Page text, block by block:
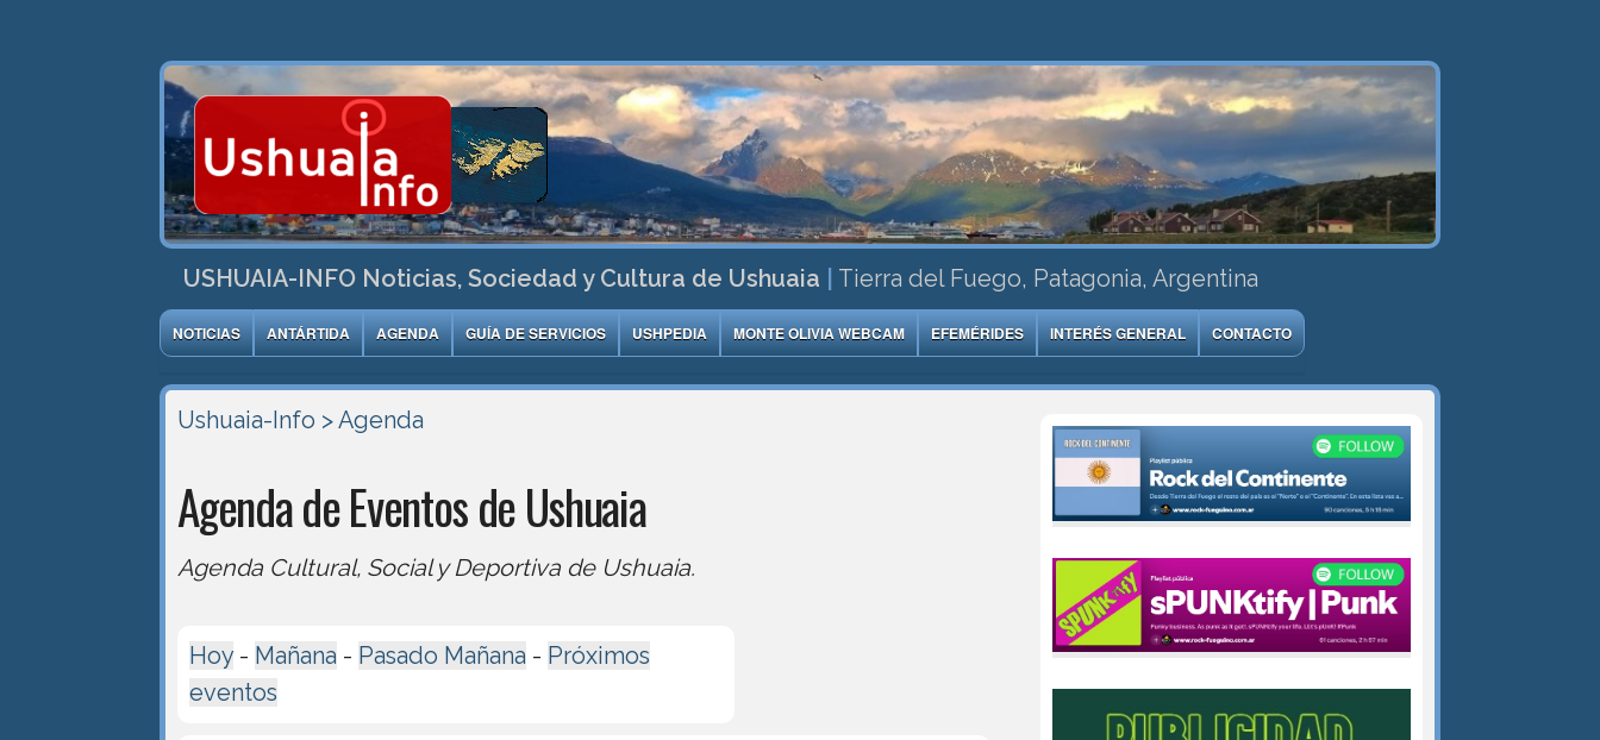
USHUAIA-INFO Noticias, Sociedad y Cultura de Ushuaia Tierra del Fuego, Patagonia, Argentina
NOTICIAS ANTÁRTIDA AGENDA GUÍA DE SERVICIOS USHPEDIA MONTE OLIVIA WEBCAM EFEMÉRIDES INTERÉS GENERAL CONTACTO
Ushuaia-Info > Agenda
Agenda de Eventos de Ushuaia
Agenda Cultural, Social y Deportiva de Ushuaia.
Hoy - Mañana - Pasado Mañana - Próximos
eventos